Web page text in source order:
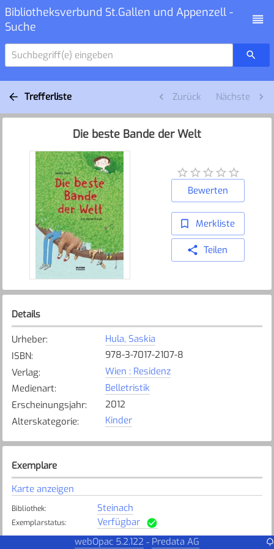
Bibliotheksverbund St.Gallen und Appenzell -
Suche
Suchbegriff(e) eingeben
Trefferliste Zurück Nächste
Die beste Bande der Welt
Bewerten
Merkliste
Teilen
Details
Urheber:
Hula, Saskia
ISBN:
978-3-7017-2107-8
Verlag:
Wien : Residenz
Medienart:
Belletristik
Erscheinungsjahr:
2012
Alterskategorie: Kinder
Exemplare
Karte anzeigen
Bibliothek: Steinach
Exemplarstatus: Verfügbar
webOpac 5.2.122 - Predata AG